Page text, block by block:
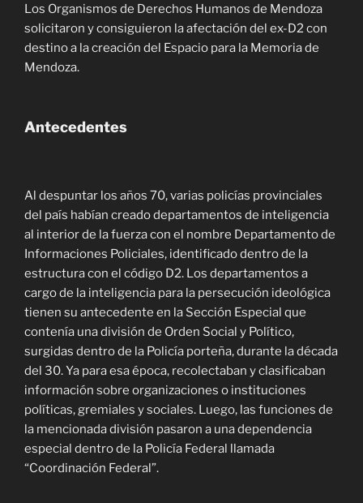
Los Organismos de Derechos Humanos de Mendoza
solicitaron y consiguieron la afectación del ex-D2 con
destino a la creación del Espacio para la Memoria de
Mendoza.
Antecedentes
Al despuntar los años 70, varias policías provinciales
del país habían creado departamentos de inteligencia
al interior de la fuerza con el nombre Departamento de
Informaciones Policiales, identificado dentro de la
estructura con el código D2. Los departamentos a
cargo de la inteligencia para la persecución ideológica
tienen su antecedente en la Sección Especial que
contenía una división de Orden Social y Político,
surgidas dentro de la Policía porteña, durante la década
del 30. Ya para esa época, recolectaban y clasificaban
información sobre organizaciones o instituciones
políticas, gremiales y sociales. Luego, las funciones de
la mencionada división pasaron a una dependencia
especial dentro de la Policía Federal llamada
“Coordinación Federal”.